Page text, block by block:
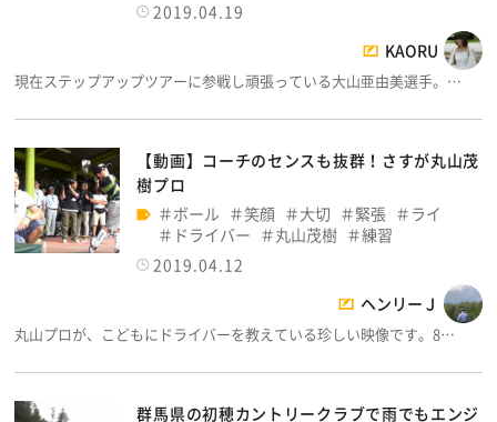
2019.04.19
KAORU
現在ステップアップツアーに参戦し頑張っている大山亜由美選手。…
【動画】コーチのセンスも抜群！さすが丸山茂
樹プロ
ボール
笑顔 大切 緊張
ライ
ドライバー
丸山茂樹
練習
2019.04.12
ヘンリーＪ
丸山プロが、こどもにドライバーを教えている珍しい映像です。8…
群馬県の初穂カントリークラブで雨でもエンジ